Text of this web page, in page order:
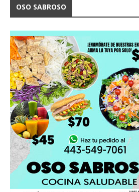
OSO SABROSO